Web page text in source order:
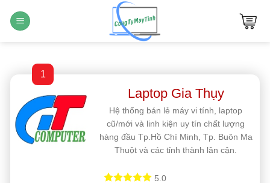
qua
1
Laptop Gia Thụy
Hệ thống bán lẻ máy vi tính, laptop
cũ/mới và linh kiện uy tín chất lượng
hàng đầu Tp.Hồ Chí Minh, Tp. Buôn Ma
Thuột và các tỉnh thành lân cận.
5.0